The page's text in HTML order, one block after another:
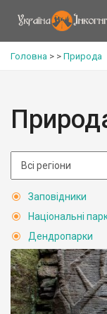
Головна > > Природа
Заповідники
Національні
Дендропарки